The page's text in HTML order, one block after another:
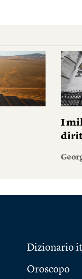
I
Dizionario
Oroscopo